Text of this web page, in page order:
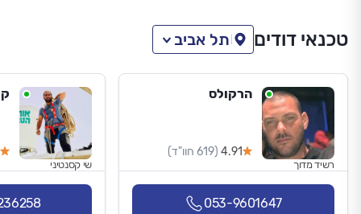
טכנאי דודים תל אביב
הרקולס
4.91 (619 חוו"ד)
רשיד מדוך
053-9601647
שי קסנטיני